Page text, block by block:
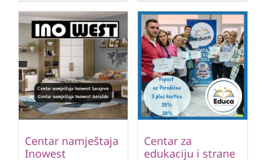
Centar namještaja
Inowest
Centar za
edukaciju i strane